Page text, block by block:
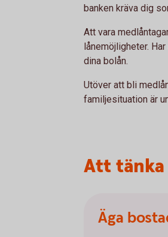
banken kräva dig
Att vara
lånemöjligheter.
dina bolån.
Utöver att bli
familjesituation är
Att
Äga